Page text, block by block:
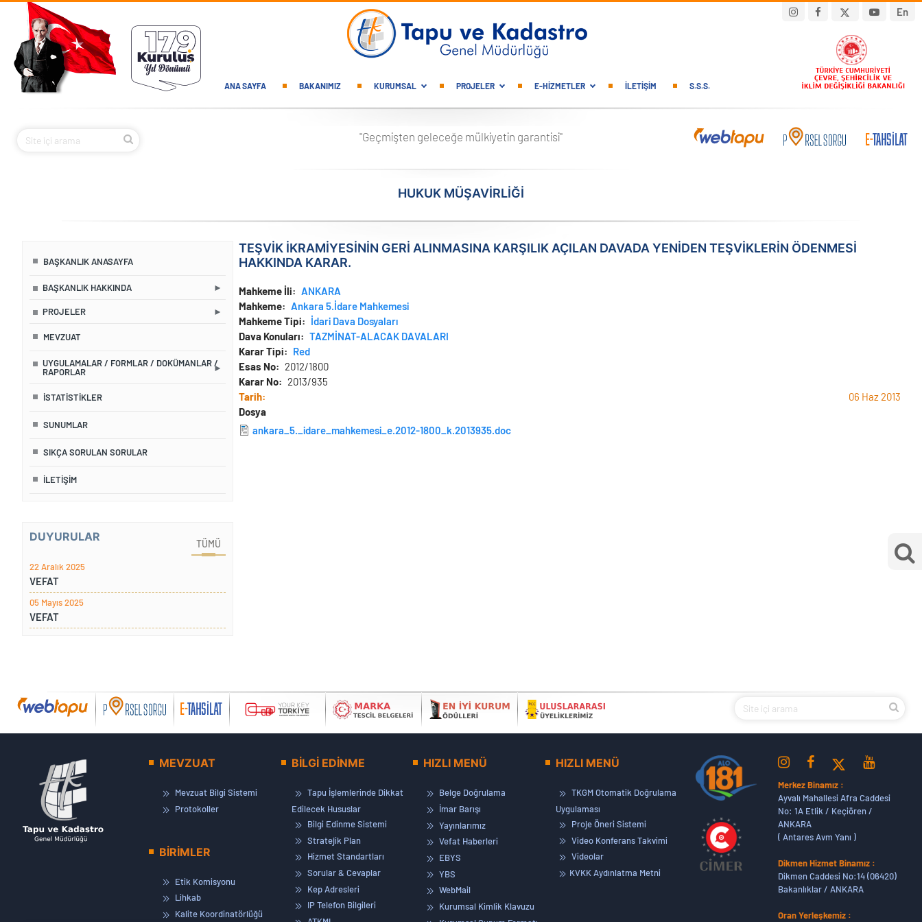
Ana içeriğe atla En
Main navigation
ANA SAYFA BAKANIMIZ KURUMSAL PROJELER E-HİZMETLER İLETIŞIM S.S.S.
"Geçmişten geleceğe mülkiyetin garantisi"
HUKUK MÜŞAVİRLİĞİ
BAŞKANLIK ANASAYFA
BAŞKANLIK HAKKINDA
PROJELER
MEVZUAT
UYGULAMALAR / FORMLAR / DOKÜMANLAR /
RAPORLAR
İSTATISTIKLER
SUNUMLAR
SIKÇA SORULAN SORULAR
İLETIŞIM
DUYURULAR
TÜMÜ
22 Aralık 2025
VEFAT
05 Mayıs 2025
VEFAT
TEŞVİK İKRAMİYESİNİN GERİ ALINMASINA KARŞILIK AÇILAN DAVADA YENİDEN TEŞVİKLERİN ÖDENMESİ
HAKKINDA KARAR.
Mahkeme İli
ANKARA
Mahkeme
Ankara 5.İdare Mahkemesi
Mahkeme Tipi
İdari Dava Dosyaları
Dava Konuları
TAZMİNAT-ALACAK DAVALARI
Karar Tipi
Red
Esas No
2012/1800
Karar No
2013/935
Tarih
06 Haz 2013
Dosya
ankara_5._idare_mahkemesi_e.2012-1800_k.2013935.doc
MEVZUAT
Mevzuat Bilgi Sistemi
Protokoller
BİRİMLER
Etik Komisyonu
Lihkab
Kalite Koordinatörlüğü
BİLGİ EDİNME
Tapu İşlemlerinde Dikkat
Edilecek Hususlar
Bilgi Edinme Sistemi
Stratejik Plan
Hizmet Standartları
Sorular & Cevaplar
Kep Adresleri
IP Telefon Bilgileri
HIZLI MENÜ
Belge Doğrulama
İmar Barışı
Yayınlarımız
Vefat Haberleri
EBYS
YBS
WebMail
Kurumsal Kimlik Klavuzu
HIZLI MENÜ
TKGM Otomatik Doğrulama
Uygulaması
Proje Öneri Sistemi
Video Konferans Takvimi
Videolar
KVKK Aydınlatma Metni
Merkez Binamız :
Ayvalı Mahallesi Afra Caddesi
No: 1A Etlik / Keçiören /
ANKARA
( Antares Avm Yanı )
Dikmen Hizmet Binamız :
Dikmen Caddesi No:14 (06420)
Bakanlıklar / ANKARA
Oran Yerleşkemiz :